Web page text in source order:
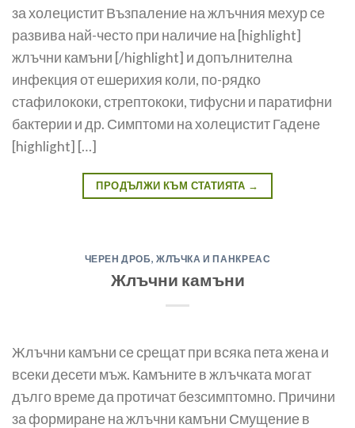
за холецистит Възпаление на жлъчния мехур се
развива най-често при наличие на [highlight]
жлъчни камъни [/highlight] и допълнителна
инфекция от ешерихия коли, по-рядко
стафилококи, стреп­тококи, тифусни и паратифни
бактерии и др. Симптоми на холецистит Га­дене
[highlight] […]
ПРОДЪЛЖИ КЪМ СТАТИЯТА →
ЧЕРЕН ДРОБ, ЖЛЪЧКА И ПАНКРЕАС
Жлъчни камъни
Жлъчни камъни се срещат при всяка пета жена и
всеки десети мъж. Камъните в жлъчката могат
дълго време да про­тичат безсимптомно. Причини
за формиране на жлъчни камъни Смущение в